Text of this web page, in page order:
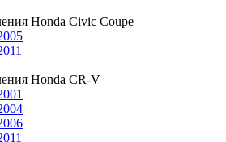
Honda Civic Coupe
Honda CR-V